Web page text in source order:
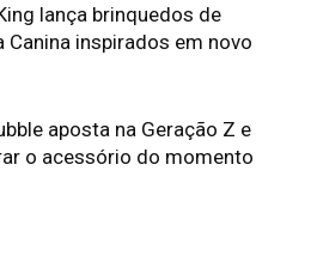
lança brinquedos de
Canina inspirados em novo
aposta na Geração Z e
o acessório do momento